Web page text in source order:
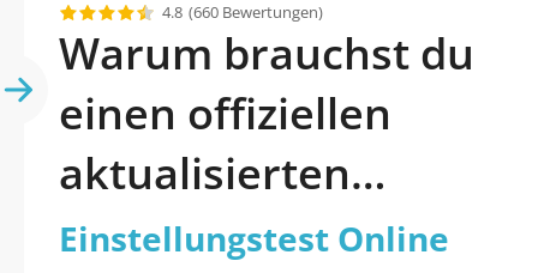
4.8 (660 Bewertungen)
Warum brauchst du
einen offiziellen
aktualisierten
Einstellungstest
Einstellungstest Online